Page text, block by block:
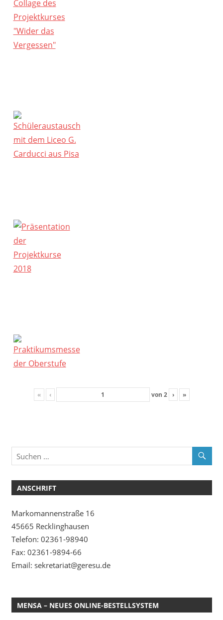
« ‹ von 2 › »
ANSCHRIFT
Markomannenstraße 16
45665 Recklinghausen
Telefon: 02361-98940
Fax: 02361-9894-66
Email: sekretariat@geresu.de
MENSA – NEUES ONLINE-BESTELLSYSTEM